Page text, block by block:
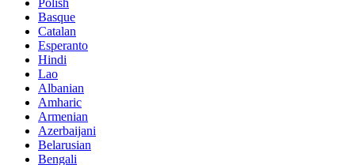
Polish
Basque
Catalan
Esperanto
Hindi
Lao
Albanian
Amharic
Armenian
Azerbaijani
Belarusian
Bengali